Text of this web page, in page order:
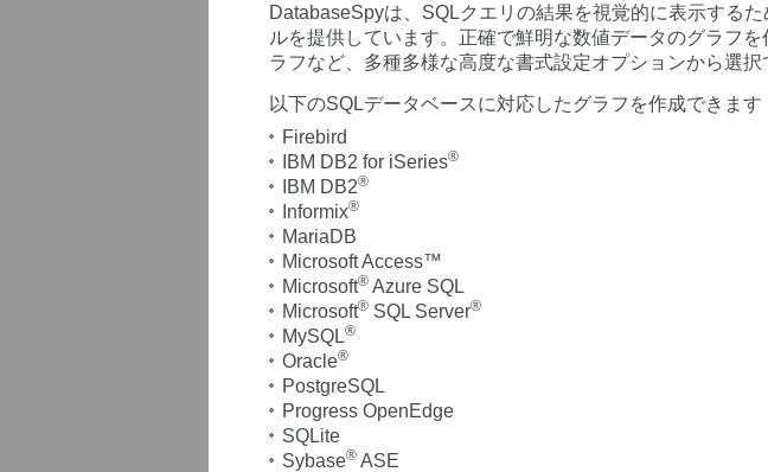
DatabaseSpyは、SQLクエリの結果を視覚的に表示する
ルを提供しています。正確で鮮明な数値データのグラフ
ラフなど、多種多様な高度な書式設定オプションから選択
以下のSQLデータベースに対応したグラフを作成できます
Firebird
IBM DB2 for iSeries®
IBM DB2®
Informix®
MariaDB
Microsoft Access™
Microsoft®Azure SQL
Microsoft®SQL Server®
MySQL®
Oracle®
PostgreSQL
Progress OpenEdge
SQLite
Sybase®ASE